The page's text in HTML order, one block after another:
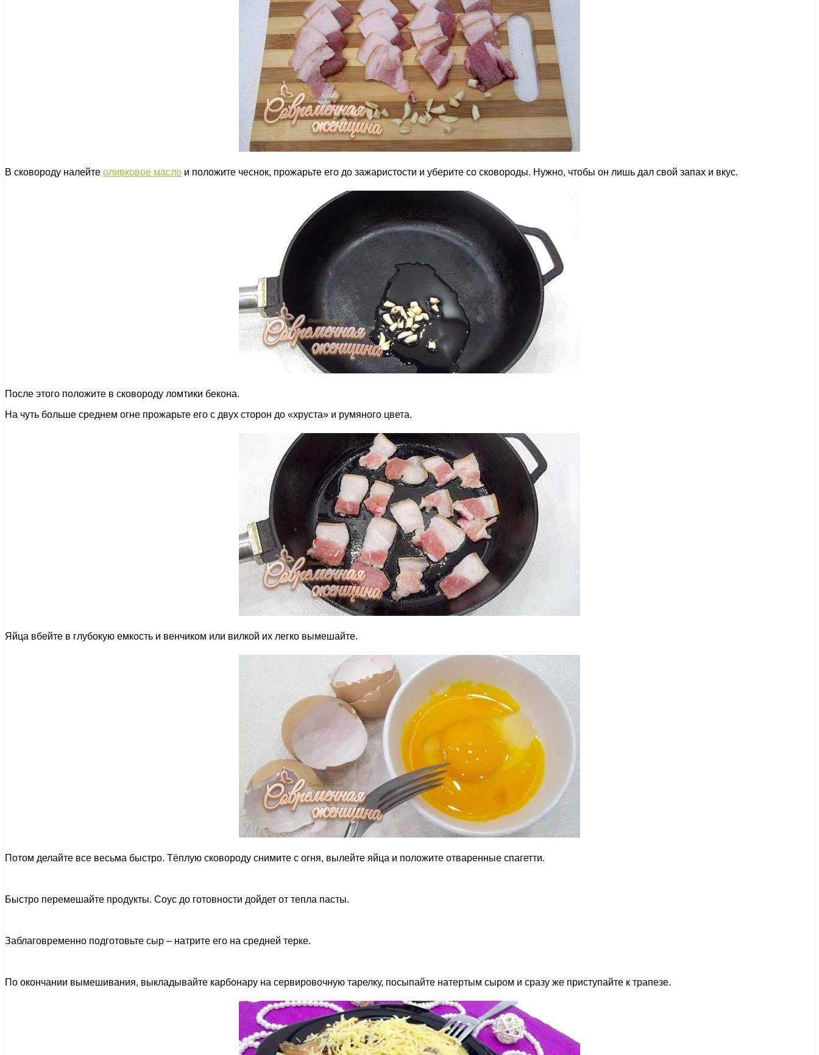
В сковороду налейте оливковое масло и положите чеснок, прожарьте его до зажаристости и уберите со сковороды. Нужно, чтобы он лишь дал свой запах и вкус.
После этого положите в сковороду ломтики бекона.
На чуть больше среднем огне прожарьте его с двух сторон до «хруста» и румяного цвета.
Яйца вбейте в глубокую емкость и венчиком или вилкой их легко вымешайте.
Потом делайте все весьма быстро. Тёплую сковороду снимите с огня, вылейте яйца и положите отваренные спагетти.
Быстро перемешайте продукты. Соус до готовности дойдет от тепла пасты.
Заблаговременно подготовьте сыр – натрите его на средней терке.
По окончании вымешивания, выкладывайте карбонару на сервировочную тарелку, посыпайте натертым сыром и сразу же приступайте к трапезе.